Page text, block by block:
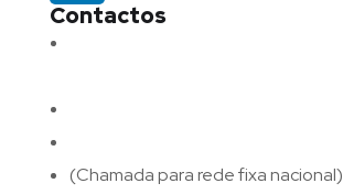
Contactos
(Chamada para rede fixa nacional)